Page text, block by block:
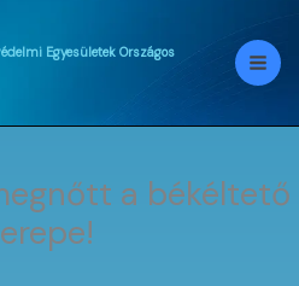
Egyesületek Országos
a békéltető